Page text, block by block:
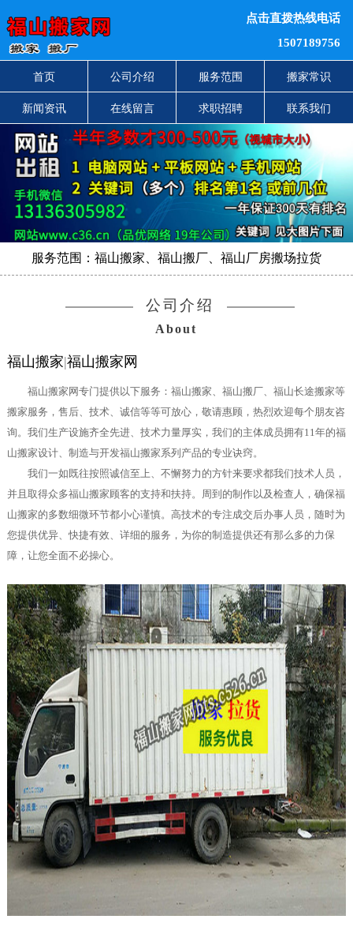
点击直拨热线电话
1507189756
首页 公司介绍 服务范围 搬家常识
新闻资讯 在线留言 求职招聘 联系我们
服务范围：福山搬家、福山搬厂、福山厂房搬场拉货
公司介绍
About
福山搬家|福山搬家网
福山搬家网专门提供以下服务：福山搬家、福山搬厂、福山长途搬家等
搬家服务，售后、技术、诚信等等可放心，敬请惠顾，热烈欢迎每个朋友咨
询。我们生产设施齐全先进、技术力量厚实，我们的主体成员拥有11年的福
山搬家设计、制造与开发福山搬家系列产品的专业诀窍。
我们一如既往按照诚信至上、不懈努力的方针来要求都我们技术人员，
并且取得众多福山搬家顾客的支持和扶持。周到的制作以及检查人，确保福
山搬家的多数细微环节都小心谨慎。高技术的专注成交后办事人员，随时为
您提供优异、快捷有效、详细的服务，为你的制造提供还有那么多的力保
障，让您全面不必操心。